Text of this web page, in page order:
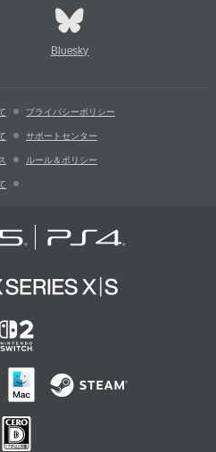
Bluesky
プライバシーポリシー
サポートセンター
ルール＆ポリシー